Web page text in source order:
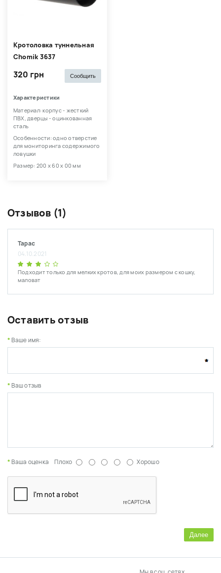
Кротоловка туннельная
Chomik 3637
320 грн Сообщить
Характеристики
Материал: корпус - жесткий
ПВХ, дверцы - оцинкованная
сталь
Особенности: одно отверстие
для мониторинга содержимого
ловушки
Размер: 200 х 60 х 00 мм
Отзывов (1)
Тарас
04.10.2021
Подходит только для мелких кротов, для моих размером с кошку,
маловат
Оставить отзыв
Ваше имя:
Ваш отзыв
Ваша оценка Плохо Хорошо
Далее